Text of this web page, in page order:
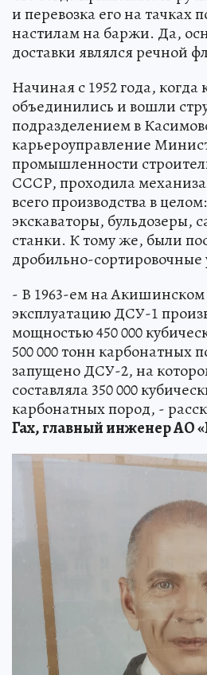
и перевозка его на тачках
настилам на баржи. Да,
доставки являлся речной
Начиная с 1952 года, когда
объединились и вошли
подразделением в
карьероуправление
промышленности
СССР, проходила
всего производства в
экскаваторы, бульдозеры,
станки. К тому же, были
дробильно-
- В 1963-ем на Акишинском
эксплуатацию ДСУ-1
мощностью 450 000
500 000 тонн карбонатных
запущено ДСУ-2, на
составляла 350 000
карбонатных пород, -
Гах, главный инженер АО